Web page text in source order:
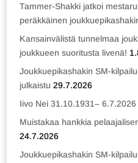
Tammer-Shakki jatkoi
peräkkäinen
Kansainvälistä tunnelmaa
joukkueen suoritusta livenä!
Joukkuepikashakin SM-
julkaistu 29.7.2026
Iivo Nei 31.10.1931– 6.7.2026
Muistakaa hankkia
24.7.2026
Joukkuepikashakin SM-